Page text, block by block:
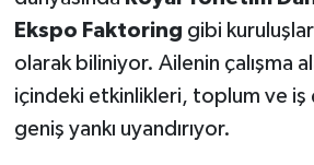
Ekspo Faktoring gibi
olarak biliniyor. Ailenin çalışma
içindeki etkinlikleri, toplum ve iş
geniş yankı uyandırıyor.